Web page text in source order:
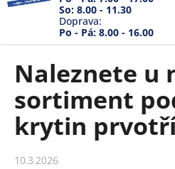
So: 8.00 - 11.30
Doprava:
Po - Pá: 8.00 - 16.00
Naleznete u
sortiment
krytin
10.3.2026
p
t
ř
e
b
u
j
e